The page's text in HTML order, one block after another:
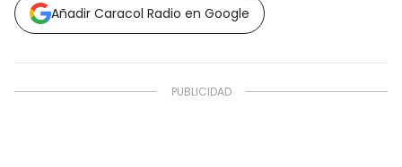
Añadir Caracol Radio en Google